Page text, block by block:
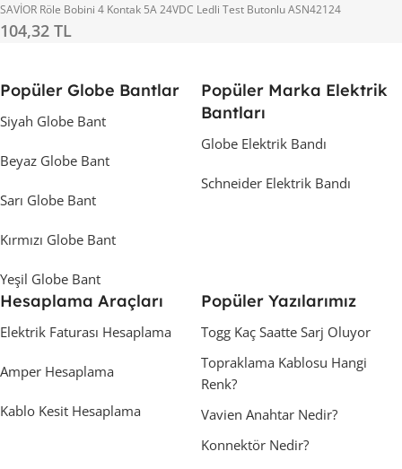
SAVİOR Röle Bobini 4 Kontak 5A 24VDC Ledli Test Butonlu ASN42124
104,32 TL
Popüler Globe Bantlar
Siyah Globe Bant
Beyaz Globe Bant
Sarı Globe Bant
Kırmızı Globe Bant
Yeşil Globe Bant
Popüler Marka Elektrik
Bantları
Globe Elektrik Bandı
Schneider Elektrik Bandı
Hesaplama Araçları
Elektrik Faturası Hesaplama
Amper Hesaplama
Kablo Kesit Hesaplama
Popüler Yazılarımız
Togg Kaç Saatte Sarj Oluyor
Topraklama Kablosu Hangi
Renk?
Vavien Anahtar Nedir?
Konnektör Nedir?